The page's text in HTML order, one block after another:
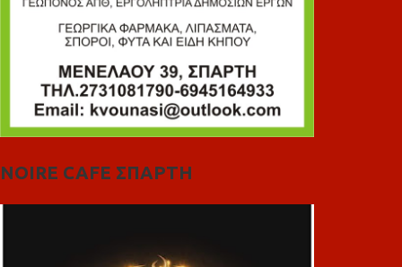
NOIRE CAFE ΣΠΑΡΤΗ